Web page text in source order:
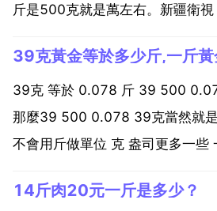
斤是500克就是萬左右。新疆衛
元。這筆錢全是1元紙幣，重達
個麻袋裡，宇通公司用一輛大巴
39克黃金等於多少斤,一斤
39克 等於 0.078 斤 39 500
那麼39 500 0.078 39克當然就
不會用斤做單位 克 盎司更多一些
500克 按照公制 1斤 10兩 100錢
14斤肉20元一斤是多少？